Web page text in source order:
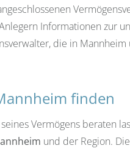
Informationen zur
die in
finden
Vermögens beraten
und der Region. Die